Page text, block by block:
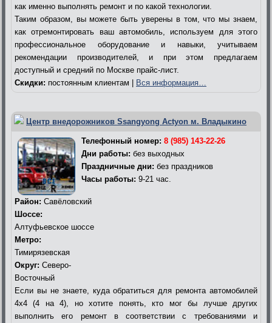
как именно выполнять ремонт и по какой технологии.
Таким образом, вы можете быть уверены в том, что мы знаем,
как отремонтировать ваш автомобиль, используем для этого
профессиональное оборудование и навыки, учитываем
рекомендации производителей, и при этом предлагаем
доступный и средний по Москве прайс-лист.
Скидки: постоянным клиентам | Вся информация…
Центр внедорожников Ssangyong Actyon м. Владыкино
Телефонный номер: 8 (985) 143-22-26
Дни работы: без выходных
Праздничные дни: без праздников
Часы работы: 9-21 час.
Район: Савёловский
Шоссе:
Алтуфьевское шоссе
Метро:
Тимирязевская
Округ: Северо-
Восточный
Если вы не знаете, куда обратиться для ремонта автомобилей
4х4 (4 на 4), но хотите понять, кто мог бы лучше других
выполнить его ремонт в соответствии с требованиями и